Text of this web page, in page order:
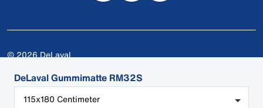
DeLaval Gummimatte RM32S
115x180 Centimeter
© 2026 DeLaval
Datenschutzerklärung
DeLaval-Apps